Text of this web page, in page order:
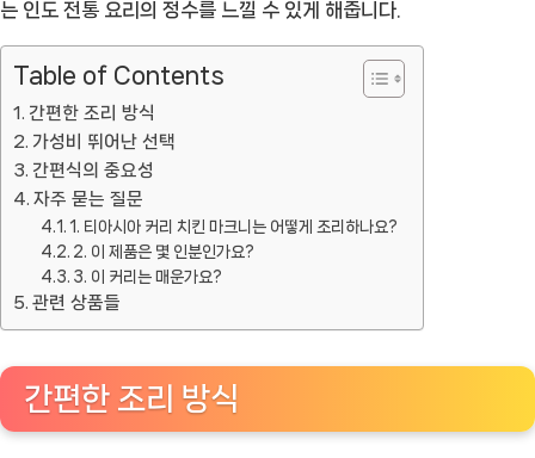
는 인도 전통 요리의 정수를 느낄 수 있게 해줍니다.
Table of Contents
간편한 조리 방식
가성비 뛰어난 선택
간편식의 중요성
자주 묻는 질문
1. 티아시아 커리 치킨 마크니는 어떻게 조리하나요?
2. 이 제품은 몇 인분인가요?
3. 이 커리는 매운가요?
관련 상품들
간편한 조리 방식